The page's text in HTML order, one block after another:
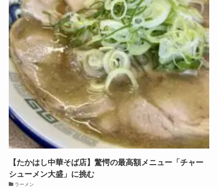
【たかはし中華そば店】驚愕の最高額メニュー「チャー
シューメン大盛」に挑む
ラーメン